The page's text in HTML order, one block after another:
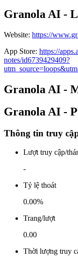
Granola AI -
Website: https://
App Store: https://
notes/id6739429409?
Granola AI -
Granola AI -
Thông tin truy
Lượt truy cập/
-
Tỷ lệ thoát
0.00%
Trang/lượt
0.00
Thời lượng truy